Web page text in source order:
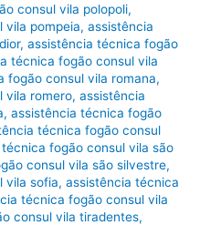
consul vila polopoli,
vila pompeia,assistência
,assistência técnica fogão
técnica fogão consul vila
fogão consul vila romana,
vila romero,assistência
,assistência técnica fogão
técnica fogão consul
fogão consul vila são
consul vila são silvestre,
vila sofia,assistência técnica
técnica fogão consul vila
consul vila tiradentes,